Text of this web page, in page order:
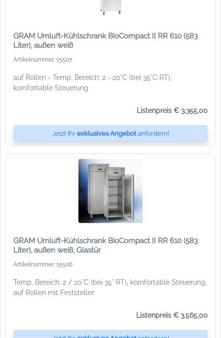
GRAM Umluft-Kühlschrank BioCompact II RR 610 (583
Liter), außen weiß
Artikelnummer: 15507
auf Rollen - Temp. Bereich: 2 - 20°C (bei 35°C RT),
komfortable Steuerung
Listenpreis € 3.355,00
Jetzt Ihr exklusives Angebotanfordern!
GRAM Umluft-Kühlschrank BioCompact II RR 610 (583
Liter), außen weiß, Glastür
Artikelnummer: 15506
Temp. Bereich: 2 / 20°C (bei 35° RT), komfortable Steuerung,
auf Rollen mit Feststeller
Listenpreis € 3.565,00